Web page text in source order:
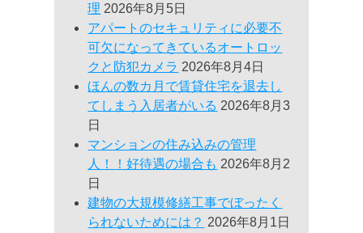
理 2026年8月5日
アパートのセキュリティに必要不
可欠になってきているオートロッ
クと防犯カメラ 2026年8月4日
ほんの数カ月で賃貸住宅を退去し
てしまう入居者がいる 2026年8月3
日
マンションの住み込みの管理
人！！好待遇の場合も 2026年8月2
日
建物の大規模修繕工事でぼったく
られないためには？ 2026年8月1日